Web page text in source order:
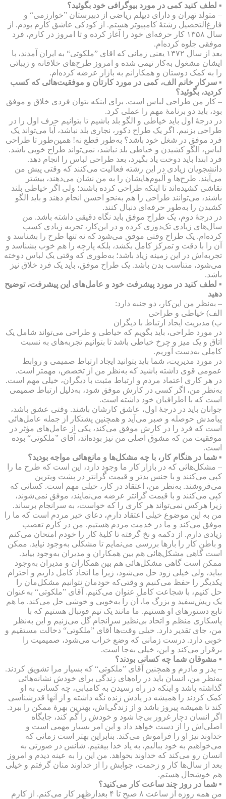
▪ لطف کنید کمی در مورد بیوگرافی خود بگوئید؟
– متولد تهران و دارای دیپلم ریاضی از دبیرستان ”خوارزمی“ و
فارغ‌التحصیل رشتهٔ کامپیوتر هستم. از کودکی عاشق کارم بودم. از
سال ۱۳۵۸ کار حرفه‌ای خود را آغاز کرده و تا امروز در کارم، فرد
موفقی جلوه کرده‌ام.
بعد از سال ۱۳۷۲ یعنی زمانی که اقای ”ملکوتی“ به ایران آمدند، با
ایشان مشغول به‌کار تیمی شده و امروز طرح‌های خلاقانه و زیبائی
را به کمک دوستان و همکارانم به بازار عرضه کرده‌ام.
▪ سرکار خانم الف، کمی در مورد کارتان و موفقیت‌هائی که کسب
کردید، بگوئید؟
– کار من طراحی لباس است. برای اینکه بتوان فردی خلاق و موفق
بود، باید دو برنامهٔ مهم را عملی کرد.
در درجهٔ اول باید خیاطی و الگو بلد باشیم تا بتوانیم حرف اول را در
طراحی بزنیم. اگر یک طراح دکور، نجاری بلد نباشد، آیا می‌تواند یک
فرد موفق در شغل خود باشد؟ به‌طور قطع نه! همین‌طور تا طراحی
لباس، الگو کشیدن و خیاطی بلد نباشد، نمی‌تواند طراح خوبی باشد.
فرد ابتدا باید دوخت یاد بگیرد، بعد طراحی لباس را انجام دهد.
دانشجویان زیادی در این رشته فعالیت می‌کنند که وقتی پیش من
می‌آیند. طرح‌ها و آلبوم‌هایشان را به من نشان می‌دهند، بیشتر
نقاشی کشیده‌اند تا اینکه طراحی کرده باشند؛ ولی اگر خیاطی بلند
باشند، می‌توانند طراحی را هم به‌نحو احسن انجام دهند و باید الگو
کشیدن را به‌طور حرفه‌ای دنبال کنند.
در درجهٔ دوم، یک طراح موفق باید نگاه دقیقی داشته باشد. من
سال‌های زیادی تک‌دوزی کرده و در این‌کار، تجربه زیادی کسب
کرده‌ام. یک طراح وقتی موفق می‌شود که نه تنها طرح را بشناسد و
آن را با دقت و تمرکز کامل بکشد، بلکه پارچه را هم خوب بشناسد و
تجربه‌اش در این زمینه زیاد باشد؛ به‌طوری که وقتی یک لباس دوخته
می‌شود، متناسب بدن باشد. یک طراح موفق، باید یک فرد خلاق نیز
باشد.
▪ لطف کنید در مورد پیشرفت خود و عامل‌های این پیشرفت، توضیح
دهید
– به‌نظر من این‌کار، دو جنبه دارد:
الف) خیاطی و طراحی
ب) مدیریت ایجاد ارتباط با دیگران
در مورد طراحی، باید بگویم که خیاطی و طراحی می‌تواند شامل یک
اتاق و یک میز و چرخ خیاطی باشد تا بتوانیم تجربه‌های به نسبت
کاملی به‌دست آوریم.
در مورد مدیریت، شما باید بتوانید ایجاد ارتباط صمیمی و روابط
عمومی قوی داشته باشید که به‌نظر من از تخصص، مهمتر است.
در هر کاری اعتماد مردم و ارتباط مثبت با دیگران، خیلی مهم است.
به‌نظر من، اگر کسی در کارش موفق شود، به‌دلیل ارتباط صمیمی
است که با اطرافیان خود داشته است.
جوانان باید در درجه‌ٔ اول، عاشق کارشان باشند. وقتی عشق باشد،
پیامدش حوصله و صبر می‌آید و همچنین پشتکار از جمله عامل‌هائی
است که فرد را در کارش موفق می‌کند، یکی از عامل‌های مؤثر در
موفقیت من که مشوق اصلی من نیز بوده‌اند، آقای ”ملکوتی“ بوده
است.
▪ شما در هنگام کار، با چه مشکل‌ها و مانع‌هائی مواجه بودید؟
– مشکل‌هائی که در بازار کار ما وجود دارد، این است که طرح ما را
کپی می‌کنند و با جنس بدتر و قیمت گرانتر در پشت ویترین
می‌فروشند. به‌نظر من، اعتقاد در کار، خیلی مهم است. کسانی که
کپی می‌کنند و با قیمت گرانتر عرضه می‌نمایند، موفق نمی‌شوند،
زیرا هرکس نمی‌تواند هر کاری را که خواست، به سرانجام برساند.
من به این موضوع خیلی اعتقاد دارم، دعای خیر مردم است که ما را
موفق می‌کند و ما در خدمت مردم هستیم. من در کارم تعصب
زیادی دارم. از دکمه و نخ گرفته تا کلیهٔ کار را خودم امتحان می‌کنم
و باطن کار را بارها بررسی می‌نمایم تا مشکلی به‌وجود نیاید. ممکن
است گاهی مشکل‌هائی هم بین همکاران و مدیران به‌وجود بیاید.
ممکن است گاهی مشکل‌هائی هم بین همکاران و مدیران به‌وجود
بیاید، ولی خیلی زود حل می‌شود، زیرا ما اتحاد کامل داریم و احترام
یکدیگر را حفظ می‌کنیم و وقتی‌که خودمان نتوانیم مشکل‌مان را
حل کنیم، با شجاعت کامل عنوان می‌کنیم. آقای ”ملکوتی“ به‌عنوان
یک ریش‌سفید و بزرگ ما، آن را به‌خوبی و خوشی حل می‌کند. ما هم
تابع دستورهای او هستیم. ما مانند یک تیم فوتبال هستیم که با
پاسکاری منظم و اتحاد بی‌نظیر سرانجام گل می‌زنیم و این به‌نظر
من، جای تقدیر دارد. خیلی وقت‌ها آقای ”ملکوتی“ دخالت مستقیم و
خوبی دارد. درست زمانی که وضع خراب می‌شود، صمیمیت را
برقرار می‌کند و این، خیلی به‌جا است.
▪ مشوقان شما چه کسانی بودند؟
– پدر و مادرم و همچنین آقای ”ملکوتی“ که بسیار مرا تشویق کردند.
به‌نظر من، انسان باید در راه‌های زندگی برای خودش نشانه‌هائی
گذاشته باشد و اینکه در راه رسیدن به کامیابی، چه کسانی به او
کمک کردند را همیشه در یادش زنده نگه داشته و از آنها قدرشناسی
کند تا همیشه پیروز باشد و از زندگی‌اش، بهترین بهرهٔ ممکن را ببرد.
اگر انسان دچار غرور بی‌جا شود و خودش را گم کند، جایگاه
اصلی‌اش را از دست خواهد داد و این امر بسیار مهمی است و
خداوند نیز او را فراموش می‌کند. بنابراین بهتر است زمانی که
می‌خواهیم به خود ببالیم، به یاد خدا بیفتیم. شانس در صورتی به
انسان رو می‌کند که خداوند بخواهد. من این را به عینه دیدم و امروز
بعد از سال‌ها کار و زحمت، جوابش را از خداوند منان گرفتم و خیلی
هم خوشحال هستم.
▪ شما در روز چند ساعت کار می‌کنید؟
من همه روزه از ساعت ۸ صبح تا ۴ بعدازظهر کار می‌کنم. از کارم